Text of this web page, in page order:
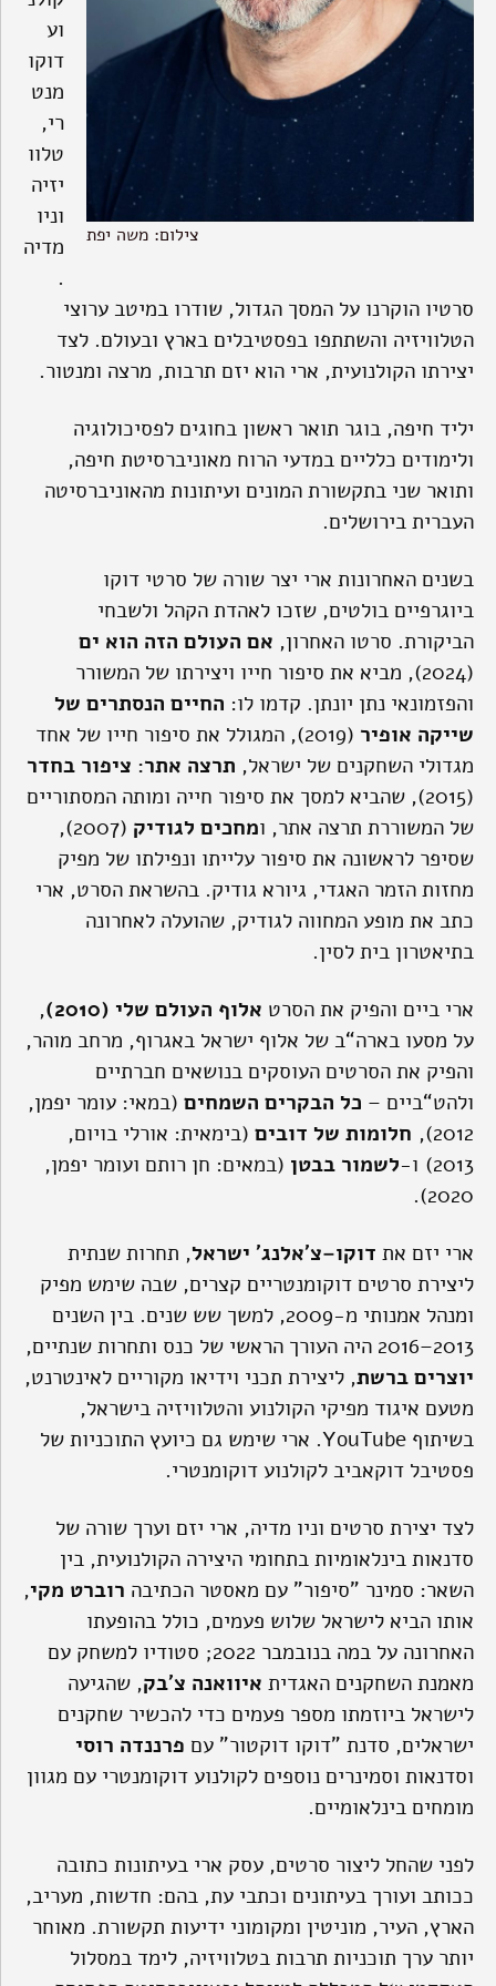
צילום: משה יפת
וע
דוקו
מנט
רי,
טלוו
יזיה
וניו
מדיה
.
סרטיו הוקרנו על המסך הגדול, שודרו במיטב ערוצי
הטלוויזיה והשתתפו בפסטיבלים בארץ ובעולם. לצד
יצירתו הקולנועית, ארי הוא יזם תרבות, מרצה ומנטור.
יליד חיפה, בוגר תואר ראשון בחוגים לפסיכולוגיה
ולימודים כלליים במדעי הרוח מאוניברסיטת חיפה,
ותואר שני בתקשורת המונים ועיתונות מהאוניברסיטה
העברית בירושלים.
בשנים האחרונות ארי יצר שורה של סרטי דוקו
ביוגרפיים בולטים, שזכו לאהדת הקהל ולשבחי
הביקורת. סרטו האחרון, אם העולם הזה הוא ים
(2024), מביא את סיפור חייו ויצירתו של המשורר
והפזמונאי נתן יונתן. קדמו לו: החיים הנסתרים של
שייקה אופיר
(2019), המגולל את סיפור חייו של אחד
מגדולי השחקנים של ישראל, תרצה אתר: ציפור בחדר
(2015), שהביא למסך את סיפור חייה ומותה המסתוריים
של המשוררת תרצה אתר, ומחכים לגודיק
(2007),
שסיפר לראשונה את סיפור עלייתו ונפילתו של מפיק
מחזות הזמר האגדי, גיורא גודיק. בהשראת הסרט, ארי
כתב את מופע המחווה לגודיק, שהועלה לאחרונה
בתיאטרון בית לסין.
ארי ביים והפיק את הסרט אלוף העולם שלי (2010)
,
על מסעו בארה“ב של אלוף ישראל באגרוף, מרחב מוהר,
והפיק את הסרטים העוסקים בנושאים חברתיים
ולהט“ביים – כל הבקרים השמחים (במאי: עומר יפמן,
2012),
חלומות של דובים (בימאית: אורלי בויום,
2013) ו-
לשמור בבטן (במאים: חן רותם ועומר יפמן,
2020).
ארי יזם את דוקו–צ'אלנג' ישראל, תחרות שנתית
ליצירת סרטים דוקומנטריים קצרים, שבה שימש מפיק
ומנהל אמנותי מ-2009, למשך שש שנים. בין השנים
2013–2016 היה העורך הראשי של כנס ותחרות שנתיים,
יוצרים ברשת, ליצירת תכני וידיאו מקוריים לאינטרנט,
מטעם איגוד מפיקי הקולנוע והטלוויזיה בישראל,
בשיתוף YouTube. ארי שימש גם כיועץ התוכניות של
פסטיבל דוקאביב לקולנוע דוקומנטרי.
לצד יצירת סרטים וניו מדיה, ארי יזם וערך שורה של
סדנאות בינלאומיות בתחומי היצירה הקולנועית, בין
השאר: סמינר "סיפור" עם מאסטר הכתיבה רוברט מקי,
אותו הביא לישראל שלוש פעמים, כולל בהופעתו
האחרונה על במה בנובמבר 2022; סטודיו למשחק עם
מאמנת השחקנים האגדית איוואנה צ'בק, שהגיעה
לישראל ביוזמתו מספר פעמים כדי להכשיר שחקנים
ישראלים, סדנת "דוקו דוקטור" עם פרננדה רוסי
וסדנאות וסמינרים נוספים לקולנוע דוקומנטרי עם מגוון
מומחים בינלאומיים.
לפני שהחל ליצור סרטים, עסק ארי בעיתונות כתובה
ככותב ועורך בעיתונים וכתבי עת, בהם: חדשות, מעריב,
הארץ, העיר, מוניטין ומקומוני ידיעות תקשורת. מאוחר
יותר ערך תוכניות תרבות בטלוויזיה, לימד במסלול